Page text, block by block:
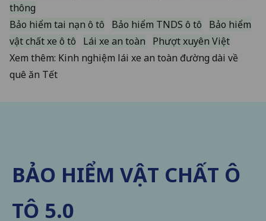
thông
Bảo hiểm tai nạn ô tô
Bảo hiểm TNDS ô tô
Bảo hiểm
vật chất xe ô tô
Lái xe an toàn
Phượt xuyên Việt
Xem thêm: Kinh nghiệm lái xe an toàn đường dài về
quê ăn Tết
BẢO HIỂM VẬT CHẤT Ô
TÔ 5.0